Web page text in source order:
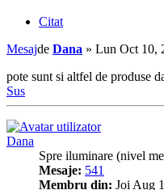
Citat
Mesajde Dana » Lun Oct 10,
pote sunt si altfel de produse
Sus
Dana
Spre iluminare (nivel
Mesaje: 541
Membru din: Joi Aug